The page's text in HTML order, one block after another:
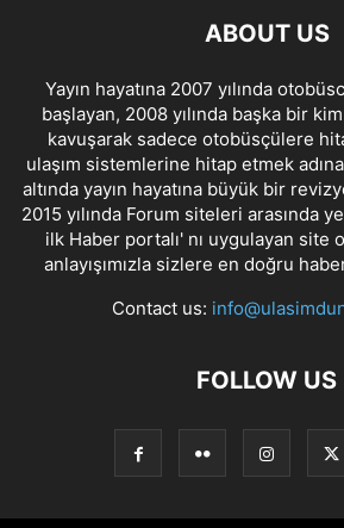
ABOUT US
Yayın hayatına 2007 yılında
başlayan, 2008 yılında başka bir
kavuşarak sadece otobüsçülere
ulaşım sistemlerine hitap etmek adına
altında yayın hayatına büyük bir
2015 yılında Forum siteleri arasında
ilk Haber portalı' nı uygulayan site
anlayışımızla sizlere en doğru
Contact us:
FOLLOW US